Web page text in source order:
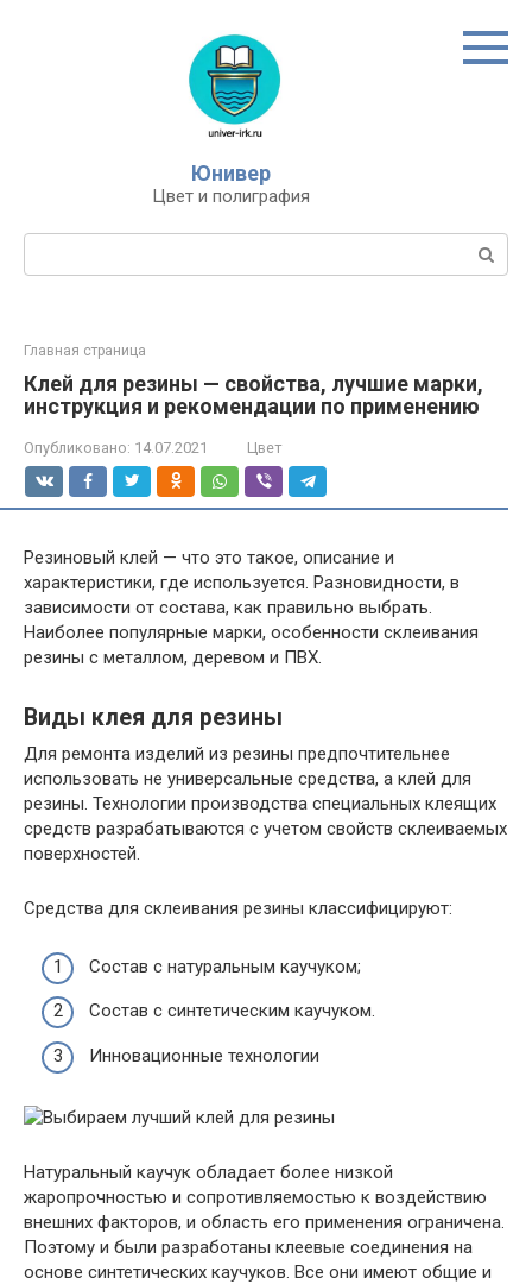
Юнивер
Цвет и полиграфия
Главная страница
Клей для резины — свойства, лучшие марки,
инструкция и рекомендации по применению
Опубликовано: 14.07.2021 Цвет
Резиновый клей — что это такое, описание и
характеристики, где используется. Разновидности, в
зависимости от состава, как правильно выбрать.
Наиболее популярные марки, особенности склеивания
резины с металлом, деревом и ПВХ.
Виды клея для резины
Для ремонта изделий из резины предпочтительнее
использовать не универсальные средства, а клей для
резины. Технологии производства специальных клеящих
средств разрабатываются с учетом свойств склеиваемых
поверхностей.
Средства для склеивания резины классифицируют:
Состав с натуральным каучуком;
Состав с синтетическим каучуком.
Инновационные технологии
Натуральный каучук обладает более низкой
жаропрочностью и сопротивляемостью к воздействию
внешних факторов, и область его применения ограничена.
Поэтому и были разработаны клеевые соединения на
основе синтетических каучуков. Все они имеют общие и